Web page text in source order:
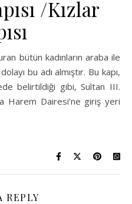
/Kızlar
bu adı almıştır. Bu kapı,
belirtildiği gibi, Sultan III.
Harem Dairesi’ne giriş yeri
REPLY